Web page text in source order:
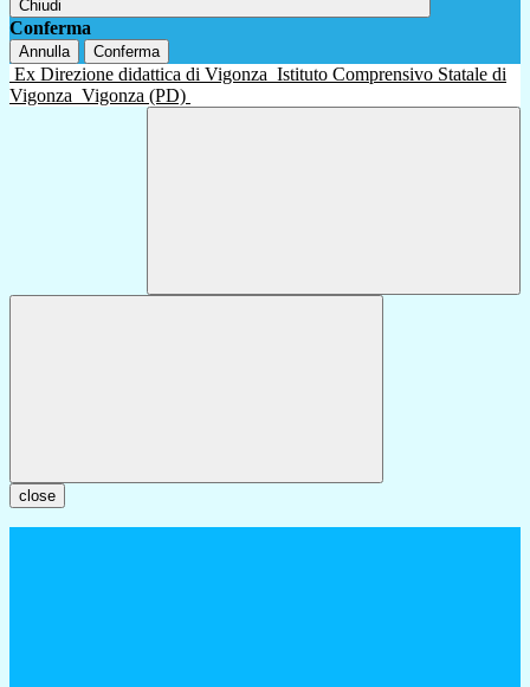
Chiudi
Conferma
Annulla Conferma
Ex Direzione didattica di Vigonza Istituto Comprensivo Statale di
Vigonza Vigonza (PD)
close